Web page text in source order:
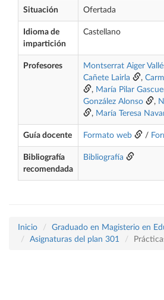
Situación Ofertada
Idioma de
impartición
Castellano
Profesores Montserrat Aiger
Cañete Lairla
,
, María Pilar
González Alonso
,
, María Teresa
Guía docente Formato web /
Bibliografía
recomendada
Bibliografía
Inicio
Graduado en Magisterio en
Asignaturas del plan 301